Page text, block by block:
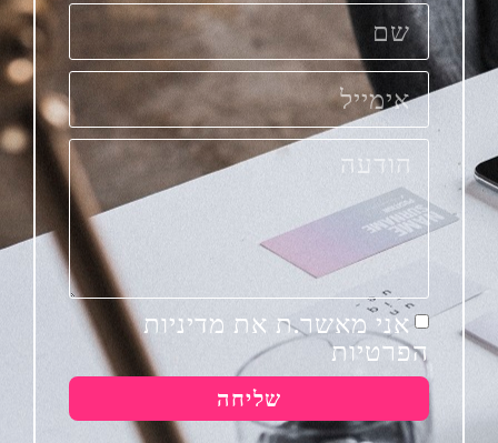
אני מאשר.ת את מדיניות
הפרטיות
שליחה